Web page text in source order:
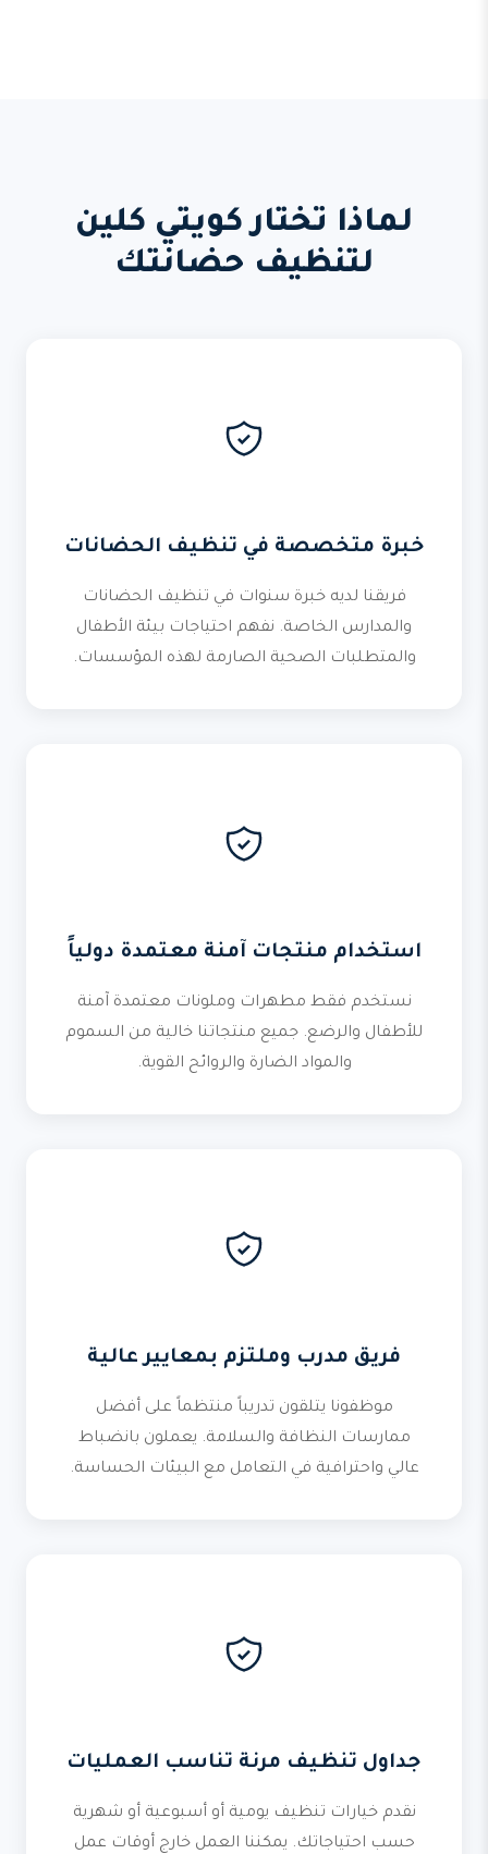
لماذا تختار كويتي كلين
لتنظيف حضانتك
خبرة متخصصة في تنظيف الحضانات
فريقنا لديه خبرة سنوات في تنظيف الحضانات
والمدارس الخاصة. نفهم احتياجات بيئة الأطفال
والمتطلبات الصحية الصارمة لهذه المؤسسات.
استخدام منتجات آمنة معتمدة دولياً
نستخدم فقط مطهرات وملونات معتمدة آمنة
للأطفال والرضع. جميع منتجاتنا خالية من السموم
والمواد الضارة والروائح القوية.
فريق مدرب وملتزم بمعايير عالية
موظفونا يتلقون تدريباً منتظماً على أفضل
ممارسات النظافة والسلامة. يعملون بانضباط
عالي واحترافية في التعامل مع البيئات الحساسة.
جداول تنظيف مرنة تناسب العمليات
نقدم خيارات تنظيف يومية أو أسبوعية أو شهرية
حسب احتياجاتك. يمكننا العمل خارج أوقات عمل